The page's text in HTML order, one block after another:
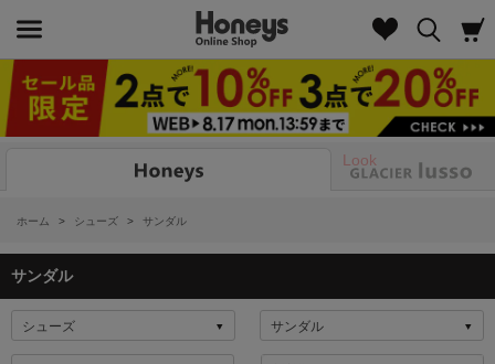
Look
ホーム > シューズ > サンダル
サンダル